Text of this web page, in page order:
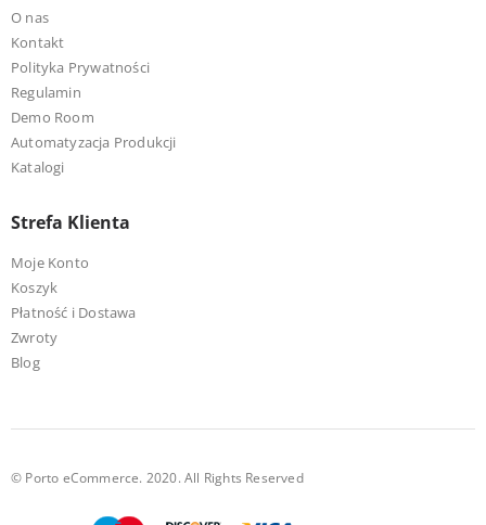
O nas
Kontakt
Polityka Prywatności
Regulamin
Demo Room
Automatyzacja Produkcji
Katalogi
Strefa Klienta
Moje Konto
Koszyk
Płatność i Dostawa
Zwroty
Blog
© Porto eCommerce. 2020. All Rights Reserved